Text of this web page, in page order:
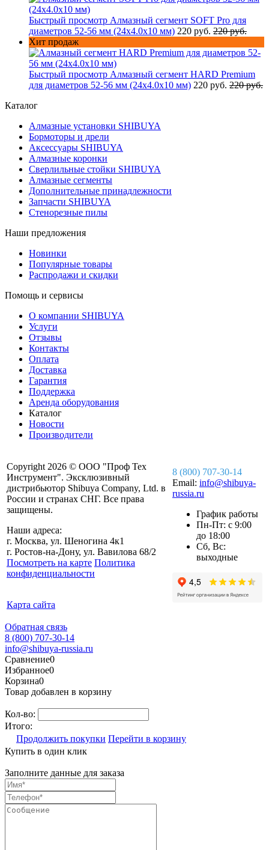
Быстрый просмотр Алмазный сегмент SOFT Pro для
диаметров 52-56 мм (24х4.0х10 мм) 220 руб. 220 руб.
Хит продаж
Быстрый просмотр Алмазный сегмент HARD Premium
для диаметров 52-56 мм (24х4.0х10 мм) 220 руб. 220 руб.
Каталог
Алмазные установки SHIBUYA
Бормоторы и дрели
Аксессуары SHIBUYA
Алмазные коронки
Сверлильные стойки SHIBUYA
Алмазные сегменты
Дополнительные принадлежности
Запчасти SHIBUYA
Стенорезные пилы
Наши предложения
Новинки
Популярные товары
Распродажи и скидки
Помощь и сервисы
О компании SHIBUYA
Услуги
Отзывы
Контакты
Оплата
Доставка
Гарантия
Поддержка
Аренда оборудования
Каталог
Новости
Производители
Copyright 2026 © ООО "Проф Тех
Инструмент". Эксклюзивный
дистрибьютор Shibuya Company, Ltd. в
России и странах СНГ. Все права
защищены.
Наши адреса:
г. Москва, ул. Шеногина 4к1
г. Ростов-на-Дону, ул. Вавилова 68/2
Посмотреть на карте Политика
конфиденциальности
Карта сайта
8 (800) 707-30-14
Email: info@shibuya-
russia.ru
График работы
Пн-Пт: с 9:00
до 18:00
Сб, Вс:
выходные
Обратная связь
8 (800) 707-30-14
info@shibuya-russia.ru
Сравнение0
Избранное0
Корзина0
Товар добавлен в корзину
Кол-во:
Итого:
Продолжить покупки Перейти в корзину
Купить в один клик
Заполните данные для заказа